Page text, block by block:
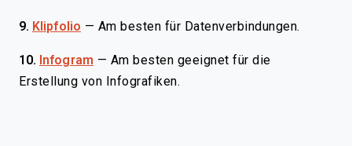
9. Klipfolio — Am besten für Datenverbindungen.
10. Infogram — Am besten geeignet für die
Erstellung von Infografiken.